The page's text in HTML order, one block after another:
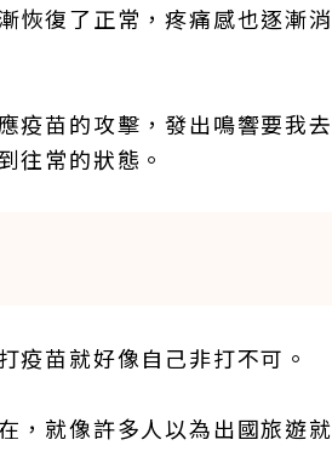
恢復了正常，疼痛感也逐漸消
疫苗的攻擊，發出鳴響要我去
往常的狀態。
疫苗就好像自己非打不可。
，就像許多人以為出國旅遊就